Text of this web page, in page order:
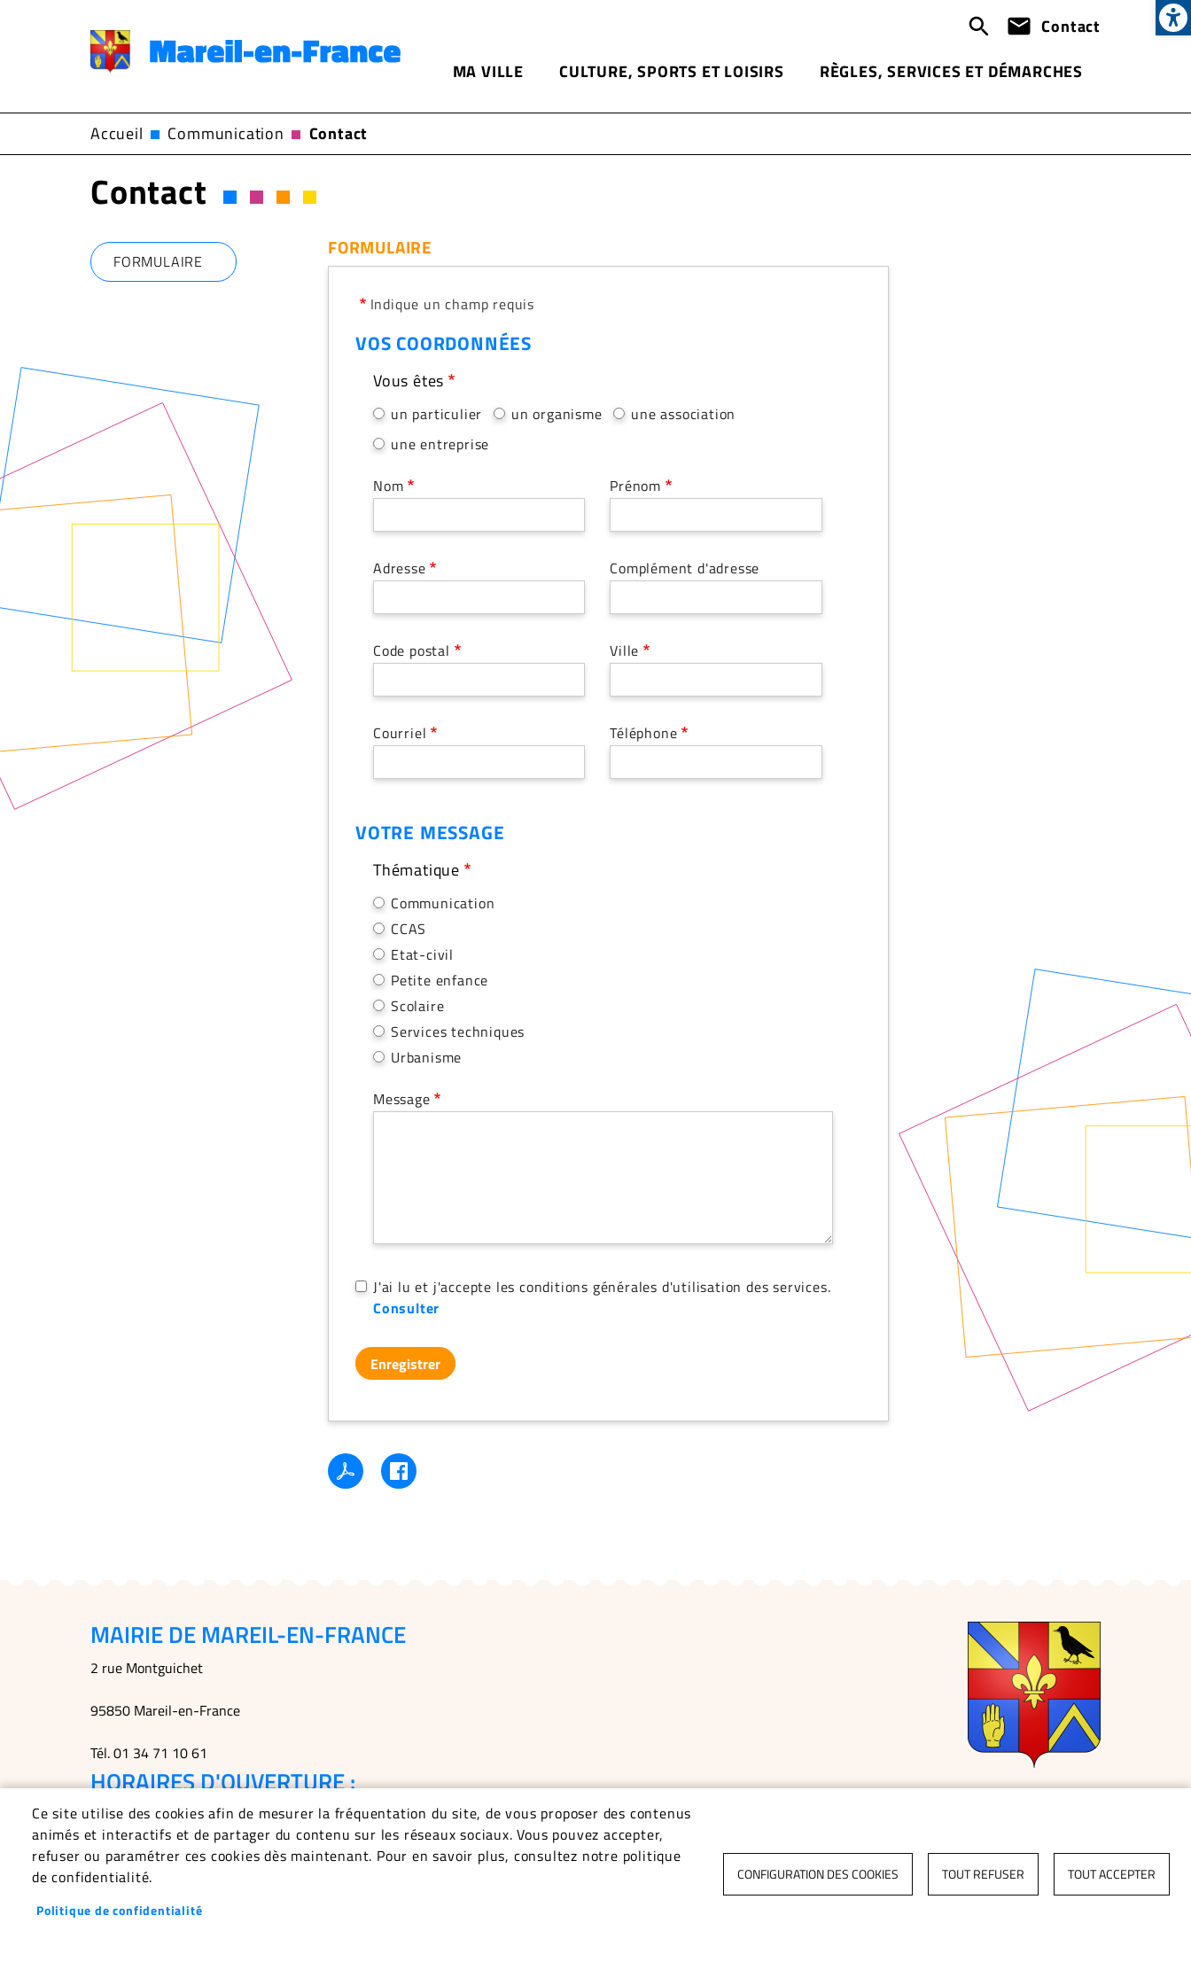
principal
Header
-
Communication
Contact
Menu MA VILLE CULTURE, SPORTS ET LOISIRS RÈGLES, SERVICES ET DÉMARCHES
Accueil Communication Contact
Contact
FORMULAIRE
FORMULAIRE
Indique un champ requis
VOS COORDONNÉES
Vous êtes
un particulier un organisme
une association
une entreprise
Nom
Prénom
Adresse Complément d'adresse
Code postal Ville
Courriel Téléphone
VOTRE MESSAGE
Thématique
Communication
CCAS
Etat-civil
Petite enfance
Scolaire
Services techniques
Urbanisme
Message
J'ai lu et j'accepte les conditions générales d'utilisation des services.
Consulter
Enregistrer
Ce site utilise des cookies afin de mesurer la fréquentation du site, de vous proposer des contenus
animés et interactifs et de partager du contenu sur les réseaux sociaux. Vous pouvez accepter,
refuser ou paramétrer ces cookies dès maintenant. Pour en savoir plus, consultez notre politique
de confidentialité.
Politique de confidentialité
CONFIGURATION DES COOKIES TOUT REFUSER TOUT ACCEPTER
MAIRIE DE MAREIL-EN-FRANCE
2 rue Montguichet
95850 Mareil-en-France
Tél. 01 34 71 10 61
HORAIRES D'OUVERTURE :
Lundi et jeudi : 14h30 - 17h
Mardi : 18h - 20h
Mercredi et vendredi : 9h - 12h